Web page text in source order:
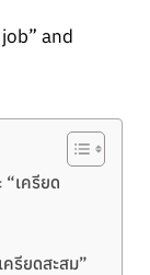
เครียด
ครียดสะสม”